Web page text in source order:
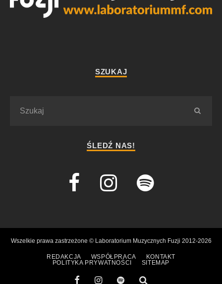
SZUKAJ
ŚLEDŹ NAS!
Wszelkie prawa zastrzeżone © Laboratorium Muzycznych Fuzji 2012-2026
REDAKCJA WSPÓŁPRACA
KONTAKT
POLITYKA PRYWATNOŚCI
SITEMAP